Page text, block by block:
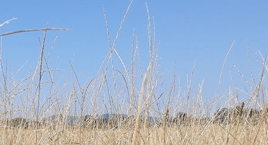
Exporter les lignes sélectionnées
Exporter toutes les colonnes
Exporter uniquement les colonnes affichées
Menu
<
>
Présentation
L'équipe